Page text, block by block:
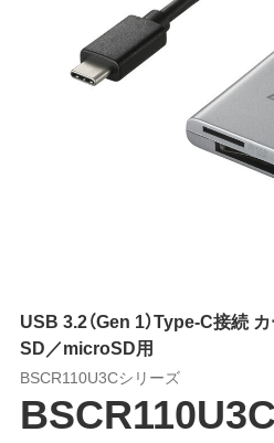
USB 3.2（Gen 1）Type-C接続
SD／microSD用
BSCR110U3Cシリーズ